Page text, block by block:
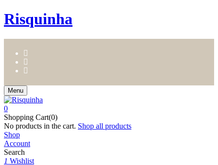
Risquinha
Menu
0
Shopping Cart(0)
No products in the cart. Shop all products
Shop
Account
Search
1 Wishlist